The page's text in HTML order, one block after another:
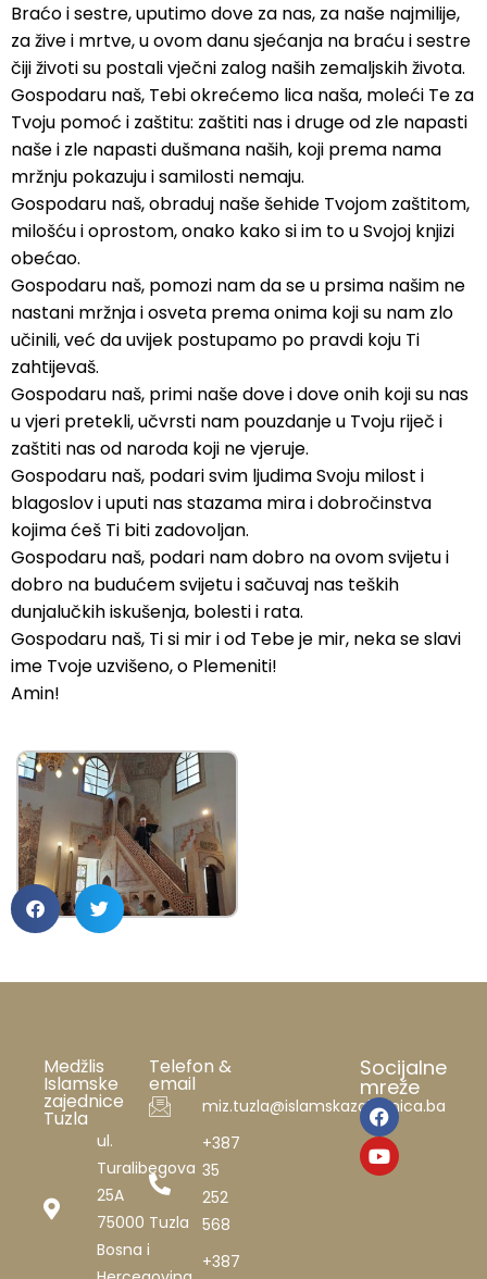
Braćo i sestre, uputimo dove za nas, za naše najmilije,
za žive i mrtve, u ovom danu sjećanja na braću i sestre
čiji životi su postali vječni zalog naših zemaljskih života.
Gospodaru naš, Tebi okrećemo lica naša, moleći Te za
Tvoju pomoć i zaštitu: zaštiti nas i druge od zle napasti
naše i zle napasti dušmana naših, koji prema nama
mržnju pokazuju i samilosti nemaju.
Gospodaru naš, obraduj naše šehide Tvojom zaštitom,
milošću i oprostom, onako kako si im to u Svojoj knjizi
obećao.
Gospodaru naš, pomozi nam da se u prsima našim ne
nastani mržnja i osveta prema onima koji su nam zlo
učinili, već da uvijek postupamo po pravdi koju Ti
zahtijevaš.
Gospodaru naš, primi naše dove i dove onih koji su nas
u vjeri pretekli, učvrsti nam pouzdanje u Tvoju riječ i
zaštiti nas od naroda koji ne vjeruje.
Gospodaru naš, podari svim ljudima Svoju milost i
blagoslov i uputi nas stazama mira i dobročinstva
kojima ćeš Ti biti zadovoljan.
Gospodaru naš, podari nam dobro na ovom svijetu i
dobro na budućem svijetu i sačuvaj nas teških
dunjalučkih iskušenja, bolesti i rata.
Gospodaru naš, Ti si mir i od Tebe je mir, neka se slavi
ime Tvoje uzvišeno, o Plemeniti!
Amin!
Medžlis
Islamske
zajednice
Tuzla
ul.
Turalibegova
25A
75000 Tuzla
Bosna i
Telefon &
email
miz.tuzla@islamskazajednica.ba
+387
35
252
568
+387
Socijalne
mreže